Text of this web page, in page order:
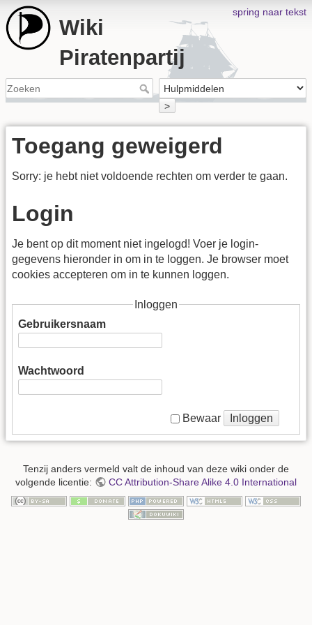
spring naar tekst
Wiki
Piratenpartij
>
Toegang geweigerd
Sorry: je hebt niet voldoende rechten om verder te gaan.
Login
Je bent op dit moment niet ingelogd! Voer je login-
gegevens hieronder in om in te loggen. Je browser moet
cookies accepteren om in te kunnen loggen.
Inloggen
Gebruikersnaam
Wachtwoord
Bewaar Inloggen
Tenzij anders vermeld valt de inhoud van deze wiki onder de
volgende licentie:
CC Attribution-Share Alike 4.0 International